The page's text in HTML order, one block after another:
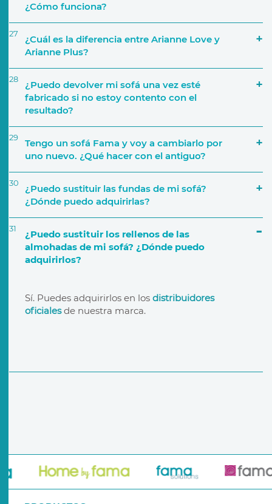
garantía de por vida
¿Cómo funciona?
27
¿Cuál es la diferencia entre Arianne Love y
Arianne Plus?
28
¿Puedo devolver mi sofá una vez esté
fabricado si no estoy contento con el
resultado?
29
Tengo un sofá Fama y voy a cambiarlo por
uno nuevo. ¿Qué hacer con el antiguo?
30
¿Puedo sustituir las fundas de mi sofá?
¿Dónde puedo adquirirlas?
31
¿Puedo sustituir los rellenos de las
almohadas de mi sofá? ¿Dónde puedo
adquirirlos?
Sí. Puedes adquirirlos en los distribuidores
oficialesde nuestra marca.